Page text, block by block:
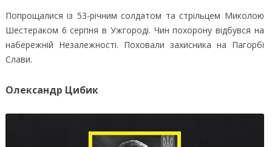
Попрощалися із 53-річним солдатом та стрільцем Миколою
Шестераком 6 серпня в Ужгороді. Чин похорону відбувся на
набережній Незалежності. Поховали захисника на Пагорбі
Слави.
Олександр Цибик